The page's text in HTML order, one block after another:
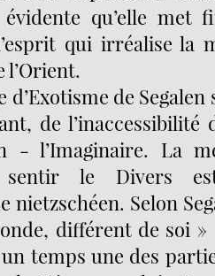
évidente qu’elle met
qui irréalise la
l’Orient.
de Segalen
de l’inaccessibilité
- l’Imaginaire. La
le Divers
nietzschéen. Selon
différent de soi »
temps une des